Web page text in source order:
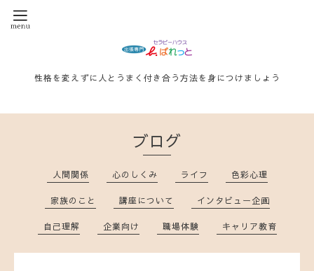
性格を変えずに人とうまく付き合う方法を身につけましょう
ブログ
人間関係 心のしくみ ライフ 色彩心理
家族のこと 講座について インタビュー企画
自己理解 企業向け 職場体験 キャリア教育